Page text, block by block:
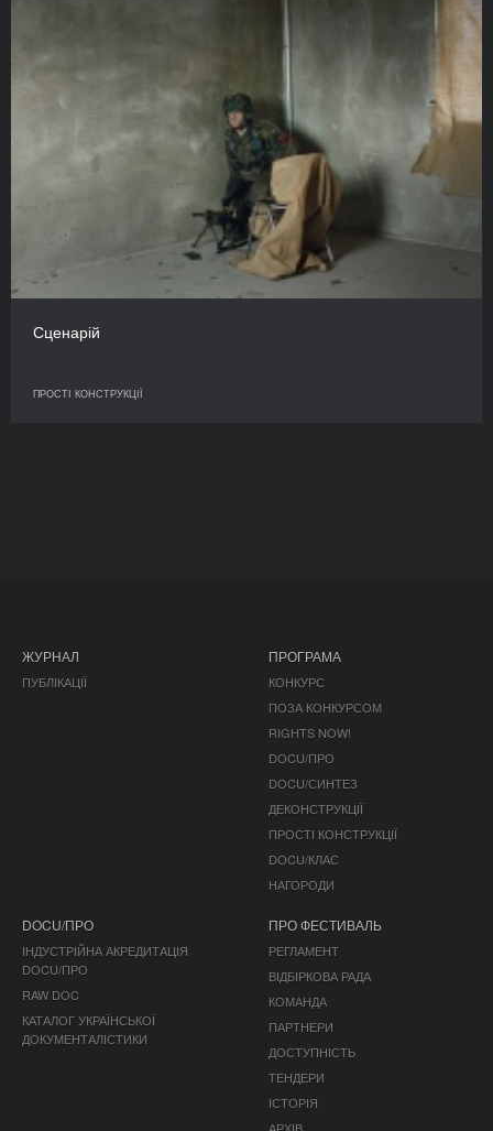
Сценарій
ПРОСТІ КОНСТРУКЦІЇ
ЖУРНАЛ
ПУБЛІКАЦІЇ
ПРОГРАМА
КОНКУРС
ПОЗА КОНКУРСОМ
RIGHTS NOW!
DOCU/ПРО
DOCU/СИНТЕЗ
ДЕКОНСТРУКЦІЇ
ПРОСТІ КОНСТРУКЦІЇ
DOCU/КЛАС
НАГОРОДИ
DOCU/ПРО
ІНДУСТРІЙНА АКРЕДИТАЦІЯ
DOCU/ПРО
RAW DOC
КАТАЛОГ УКРАЇНСЬКОЇ
ДОКУМЕНТАЛІСТИКИ
ПРО ФЕСТИВАЛЬ
РЕГЛАМЕНТ
ВІДБІРКОВА РАДА
КОМАНДА
ПАРТНЕРИ
ДОСТУПНІСТЬ
ТЕНДЕРИ
ІСТОРІЯ